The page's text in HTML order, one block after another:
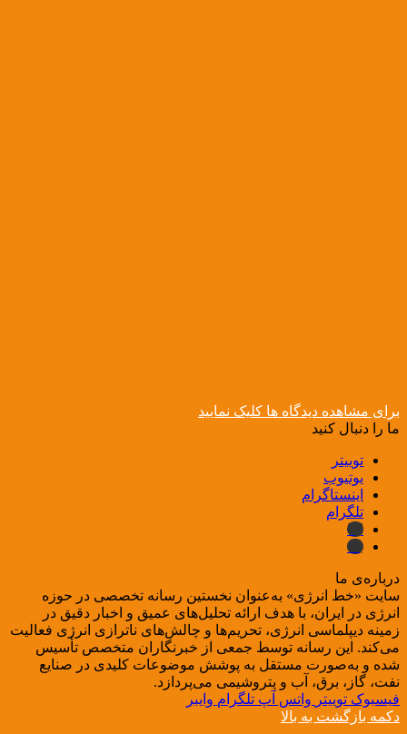
برای مشاهده دیدگاه ها کلیک نمایید
ما را دنبال کنید
توییتر
یوتیوب
اینستاگرام
تلگرام
ایتا
بله
درباره‌ی ما
سایت «خط انرژی» به‌عنوان نخستین رسانه تخصصی در حوزه
انرژی در ایران، با هدف ارائه تحلیل‌های عمیق و اخبار دقیق در
زمینه دیپلماسی انرژی، تحریم‌ها و چالش‌های ناترازی انرژی فعالیت
می‌کند. این رسانه توسط جمعی از خبرنگاران متخصص تأسیس
شده و به‌صورت مستقل به پوشش موضوعات کلیدی در صنایع
نفت، گاز، برق، آب و پتروشیمی می‌پردازد.
فیسبوک توییتر واتس آپ تلگرام وایبر
دکمه بازگشت به بالا